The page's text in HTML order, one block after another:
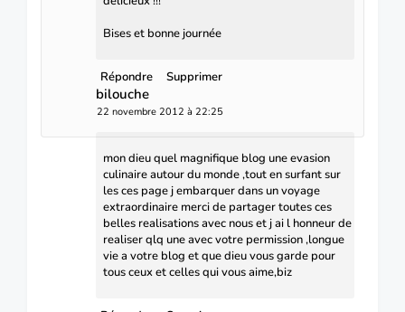
Bises et bonne journée
Répondre Supprimer
bilouche
22 novembre 2012 à 22:25
mon dieu quel magnifique blog une evasion
culinaire autour du monde ,tout en surfant sur
les ces page j embarquer dans un voyage
extraordinaire merci de partager toutes ces
belles realisations avec nous et j ai l honneur de
realiser qlq une avec votre permission ,longue
vie a votre blog et que dieu vous garde pour
tous ceux et celles qui vous aime,biz